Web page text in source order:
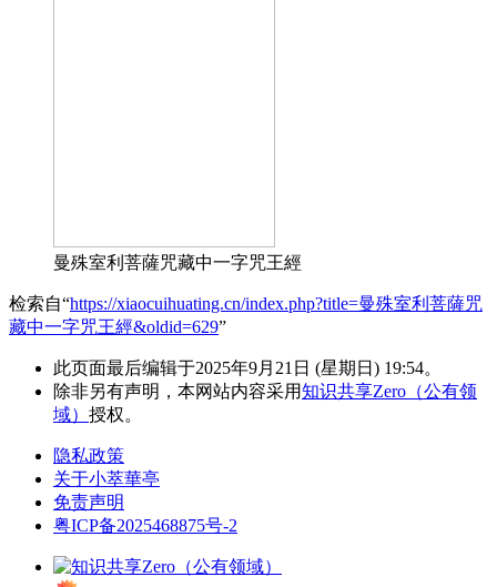
曼殊室利菩薩咒藏中一字咒王經
检索自“https://xiaocuihuating.cn/index.php?title=曼殊室利菩薩咒
藏中一字咒王經&oldid=629”
此页面最后编辑于2025年9月21日 (星期日) 19:54。
除非另有声明，本网站内容采用知识共享Zero（公有领
域） 授权。
隐私政策
关于小萃華亭
免责声明
粤ICP备2025468875号-2